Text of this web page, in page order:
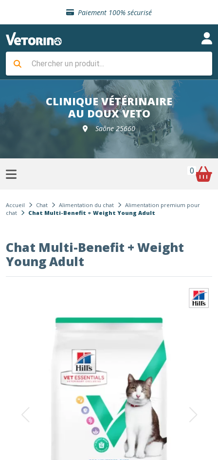
Paiement 100% sécurisé
Livraison gratuite en clinique vétérinaire
Sélection de croquettes vétérinaire
Livraison gratuite en clinique vétérinaire
Retour gratuit en clinique
Sélection de croquettes vétérinaire
CLINIQUE VÉTÉRINAIRE
AU DOUX VETO
Saône 25660
0
Accueil Chat Alimentation du chat
Alimentation premium pour
chat
Chat Multi-Benefit + Weight Young Adult
Chat Multi-Benefit + Weight
Young Adult